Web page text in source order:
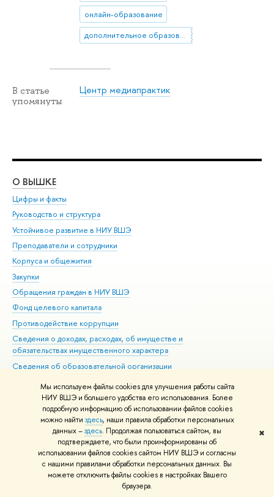
Мы используем файлы cookies для улучшения работы сайта
НИУ ВШЭ и большего удобства его использования. Более
подробную информацию об использовании файлов cookies
можно найти здесь, наши правила обработки персональных
данных –здесь. Продолжая пользоваться сайтом, вы
подтверждаете, что были проинформированы об
использовании файлов cookies сайтом НИУ ВШЭ и согласны
с нашими правилами обработки персональных данных. Вы
можете отключить файлы cookies в настройках Вашего
браузера.
✖
онлайн-образование
дополнительное образование
В статье
упомянуты
Центр медиапрактик
О ВЫШКЕ
Цифры и факты
Руководство и структура
Устойчивое развитие в НИУ ВШЭ
Преподаватели и сотрудники
Корпуса и общежития
Закупки
Обращения граждан в НИУ ВШЭ
Фонд целевого капитала
Противодействие коррупции
Сведения о доходах, расходах, об имуществе и
обязательствах имущественного характера
Сведения об образовательной организации
Людям с ограниченными возможностями здоровья
Единая платежная страница
Работа в Вышке
© НИУ ВШЭ 1993–2026 Адреса и контакты Условия использования
материалов Политика конфиденциальности Карта сайта
Шрифты HSE Sans и HSE Slab разработаны вШколе дизайна НИУ ВШЭ